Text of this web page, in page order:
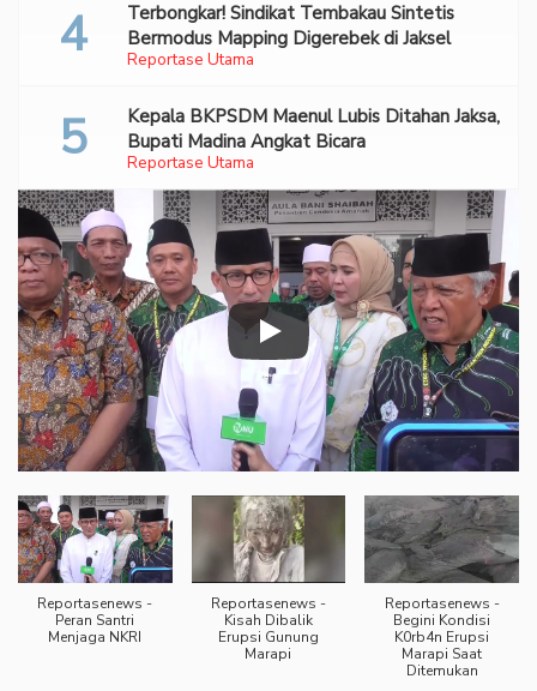
Reportase Utama
Terbongkar! Sindikat Tembakau Sintetis
Bermodus Mapping Digerebek di Jaksel
Reportase Utama
Kepala BKPSDM Maenul Lubis Ditahan Jaksa,
Bupati Madina Angkat Bicara
Reportasenews -
Peran Santri
Menjaga NKRI
Reportasenews -
Kisah Dibalik
Erupsi Gunung
Marapi
Reportasenews -
Begini Kondisi
K0rb4n Erupsi
Marapi Saat
Ditemukan